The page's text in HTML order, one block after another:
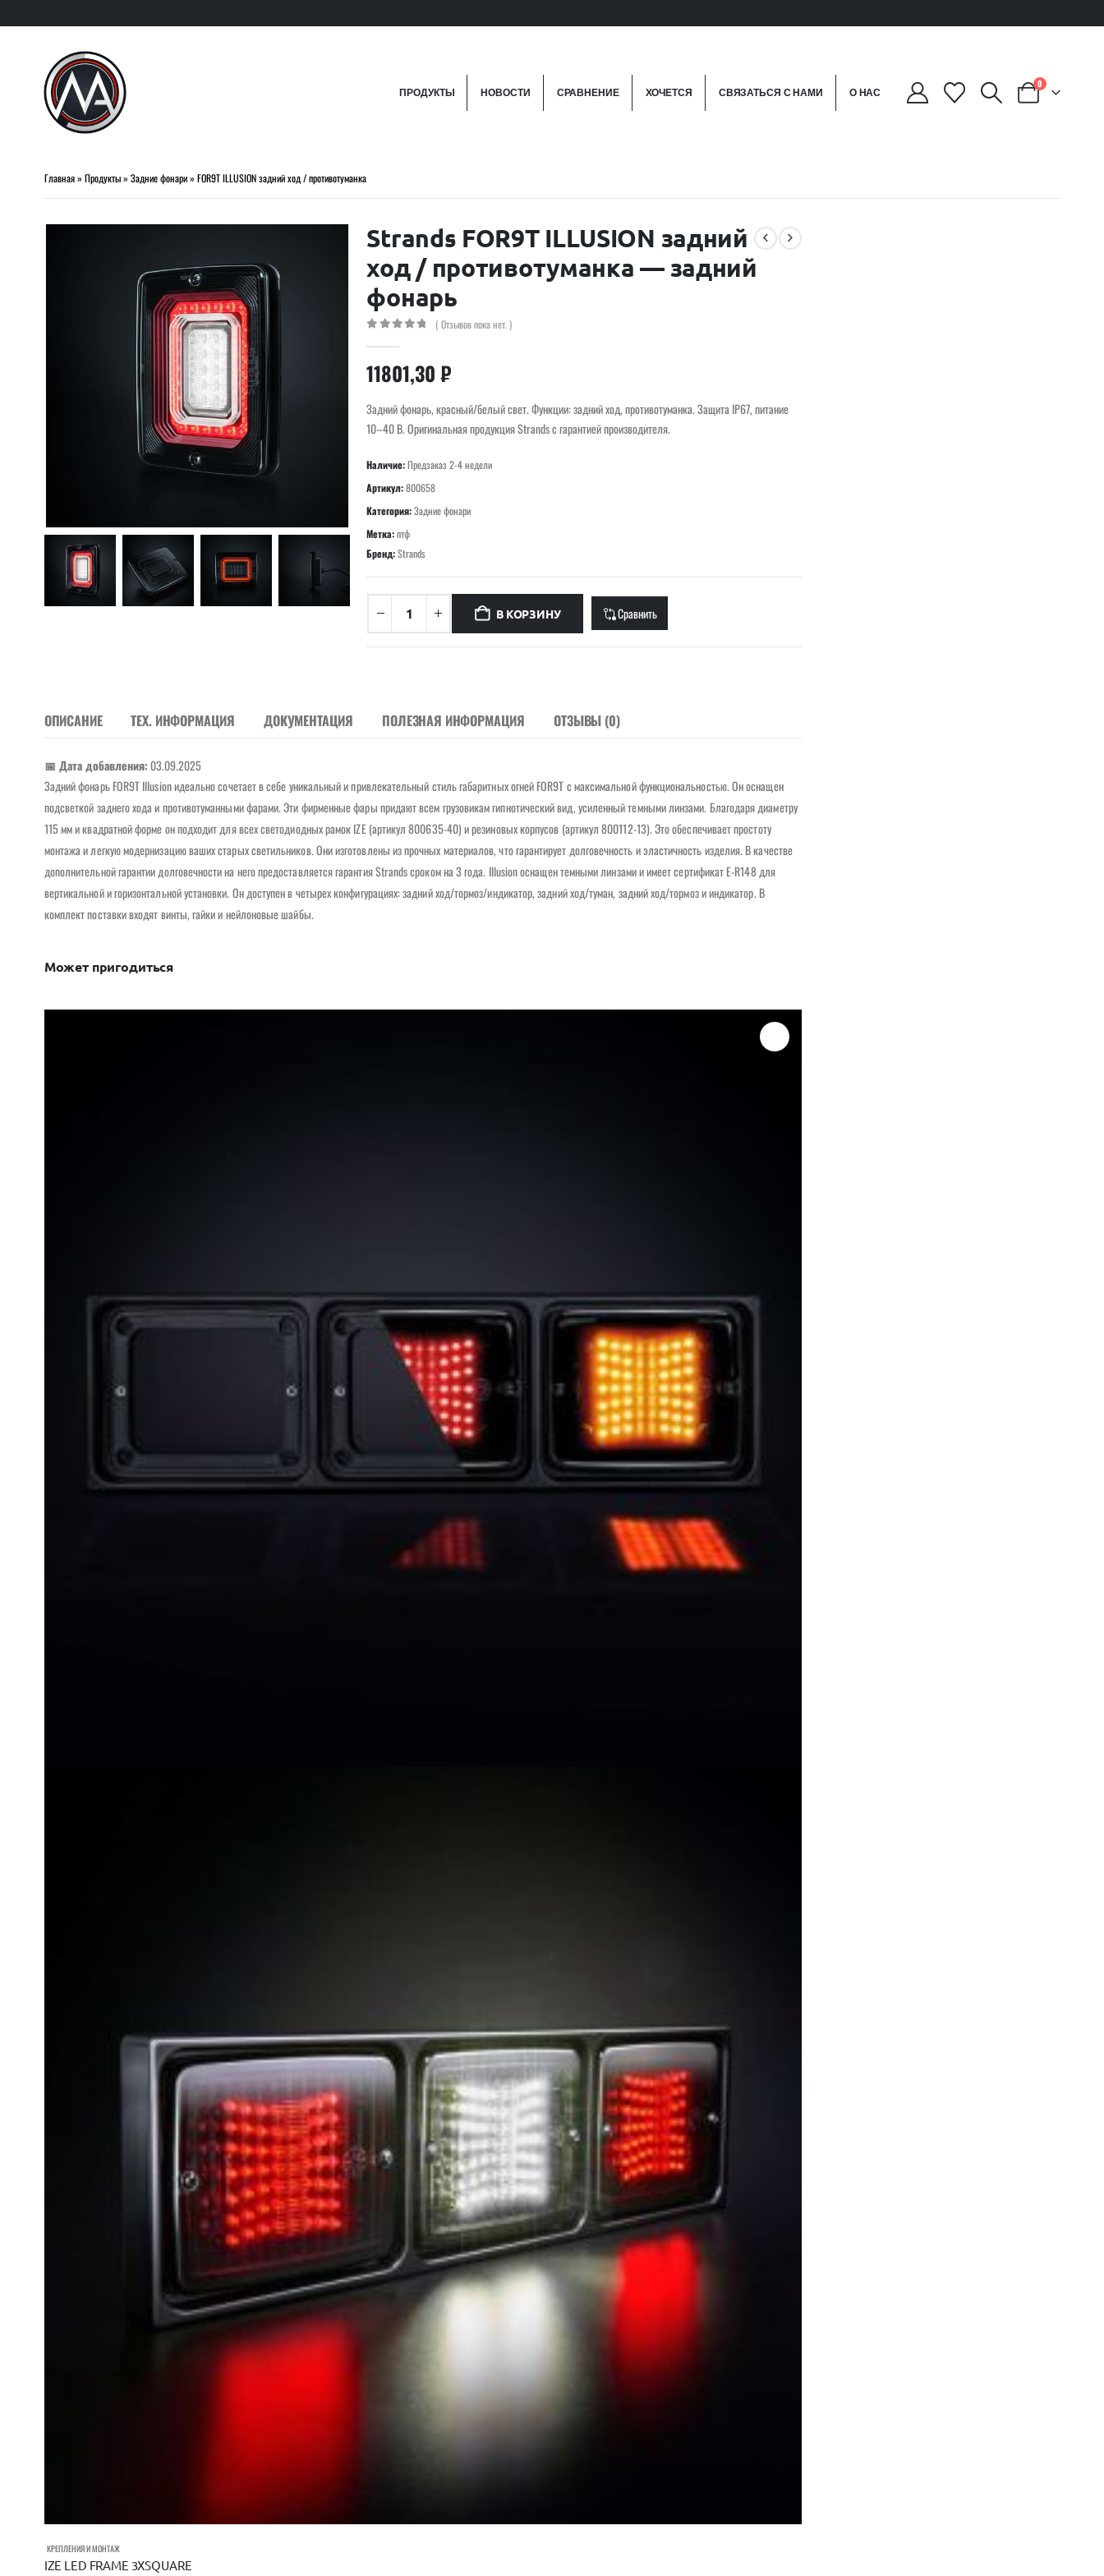
ПРОДУКТЫ НОВОСТИ СРАВНЕНИЕ ХОЧЕТСЯ СВЯЗАТЬСЯ С НАМИ О НАС
0
Главная» Продукты» Задние фонари» FOR9T ILLUSION задний ход / противотуманка
Strands FOR9T ILLUSION задний
ход / противотуманка — задний
фонарь
( Отзывов пока нет. )
11801,30₽
Задний фонарь, красный/белый свет. Функции: задний ход, противотуманка. Защита IP67, питание
10–40 В. Оригинальная продукция Strands с гарантией производителя.
Наличие:Предзаказ 2-4 недели
Артикул:800658
Категория:Задние фонари
Метка:птф
Бренд:Strands
В КОРЗИНУ Сравнить
ОПИСАНИЕ ТЕХ. ИНФОРМАЦИЯ ДОКУМЕНТАЦИЯ ПОЛЕЗНАЯ ИНФОРМАЦИЯ ОТЗЫВЫ (0)
📅 Дата добавления:03.09.2025
Задний фонарь FOR9T Illusion идеально сочетает в себе уникальный и привлекательный стиль габаритных огней FOR9T с максимальной функциональностью. Он оснащен
подсветкой заднего хода и противотуманными фарами. Эти фирменные фары придают всем грузовикам гипнотический вид, усиленный темными линзами. Благодаря диаметру
115 мм и квадратной форме он подходит для всех светодиодных рамок IZE (артикул 800635-40) и резиновых корпусов (артикул 800112-13). Это обеспечивает простоту
монтажа и легкую модернизацию ваших старых светильников. Они изготовлены из прочных материалов, что гарантирует долговечность и эластичность изделия. В качестве
дополнительной гарантии долговечности на него предоставляется гарантия Strands сроком на 3 года. Illusion оснащен темными линзами и имеет сертификат E-R148 для
вертикальной и горизонтальной установки. Он доступен в четырех конфигурациях: задний ход/тормоз/индикатор, задний ход/туман, задний ход/тормоз и индикатор. В
комплект поставки входят винты, гайки и нейлоновые шайбы.
Может пригодиться
КРЕПЛЕНИЯ И МОНТАЖ
IZE LED FRAME 3XSQUARE